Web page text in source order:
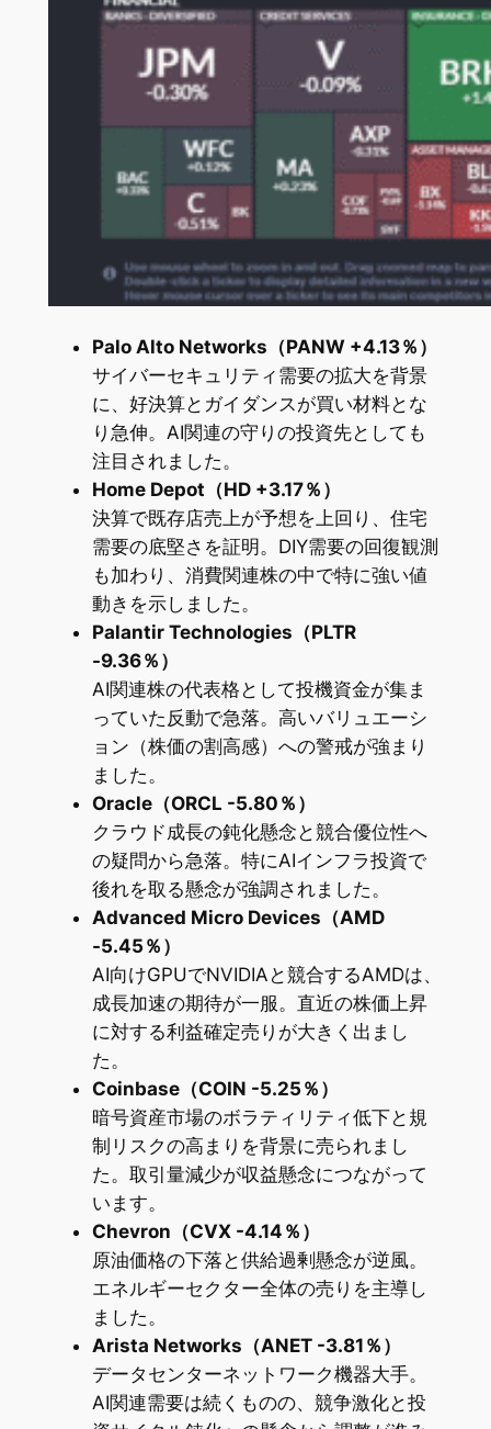
Palo Alto Networks（PANW +4.13％）
サイバーセキュリティ需要の拡大を背景
に、好決算とガイダンスが買い材料とな
り急伸。AI関連の守りの投資先としても
注目されました。
Home Depot（HD +3.17％）
決算で既存店売上が予想を上回り、住宅
需要の底堅さを証明。DIY需要の回復観測
も加わり、消費関連株の中で特に強い値
動きを示しました。
Palantir Technologies（PLTR
-9.36％）
AI関連株の代表格として投機資金が集ま
っていた反動で急落。高いバリュエーシ
ョン（株価の割高感）への警戒が強まり
ました。
Oracle（ORCL -5.80％）
クラウド成長の鈍化懸念と競合優位性へ
の疑問から急落。特にAIインフラ投資で
後れを取る懸念が強調されました。
Advanced Micro Devices（AMD
-5.45％）
AI向けGPUでNVIDIAと競合するAMDは、
成長加速の期待が一服。直近の株価上昇
に対する利益確定売りが大きく出まし
た。
Coinbase（COIN -5.25％）
暗号資産市場のボラティリティ低下と規
制リスクの高まりを背景に売られまし
た。取引量減少が収益懸念につながって
います。
Chevron（CVX -4.14％）
原油価格の下落と供給過剰懸念が逆風。
エネルギーセクター全体の売りを主導し
ました。
Arista Networks（ANET -3.81％）
データセンターネットワーク機器大手。
AI関連需要は続くものの、競争激化と投